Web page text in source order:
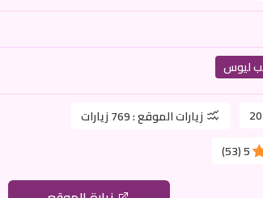
ليوس
زيارات الموقع :769 زيارات
5
(
53
)